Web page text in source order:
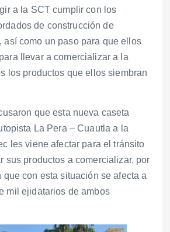
a la SCT cumplir con los
de construcción de
así como un paso para que ellos
llevar a comercializar a la
los productos que ellos siembran
que esta nueva caseta
La Pera – Cuautla a la
les viene afectar para el tránsito
sus productos a comercializar, por
que con esta situación se afecta a
mil ejidatarios de ambos